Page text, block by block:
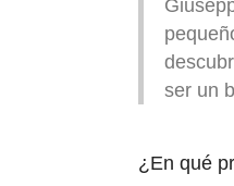
ser un
¿En qué